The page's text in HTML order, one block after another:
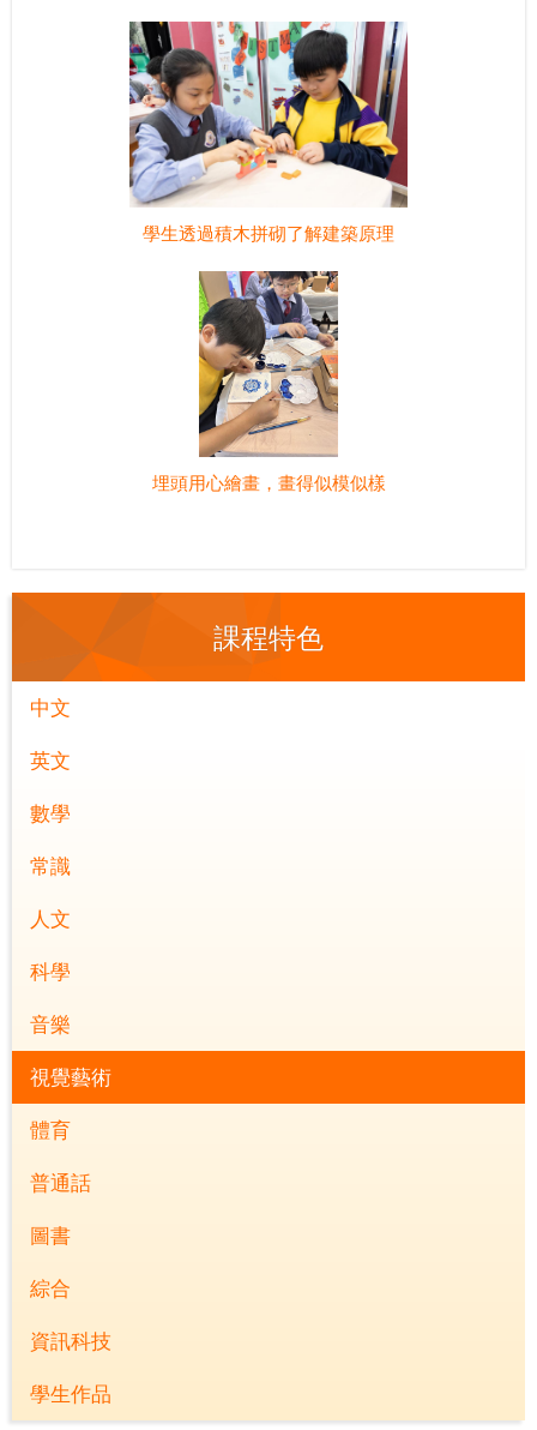
學生透過積木拼砌了解建築原理
埋頭用心繪畫，畫得似模似樣
課程特色
中文
英文
數學
常識
人文
科學
音樂
視覺藝術
體育
普通話
圖書
綜合
資訊科技
學生作品